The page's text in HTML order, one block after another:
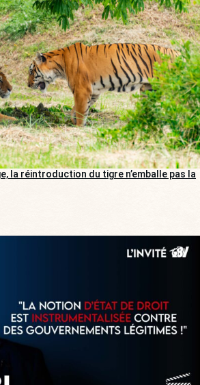
la réintroduction du tigre n’emballe pas la